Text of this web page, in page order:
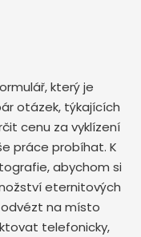
který je
otázek, týkajících
cenu za vyklízení
práce probíhat. K
abychom si
eternitových
na místo
telefonicky,